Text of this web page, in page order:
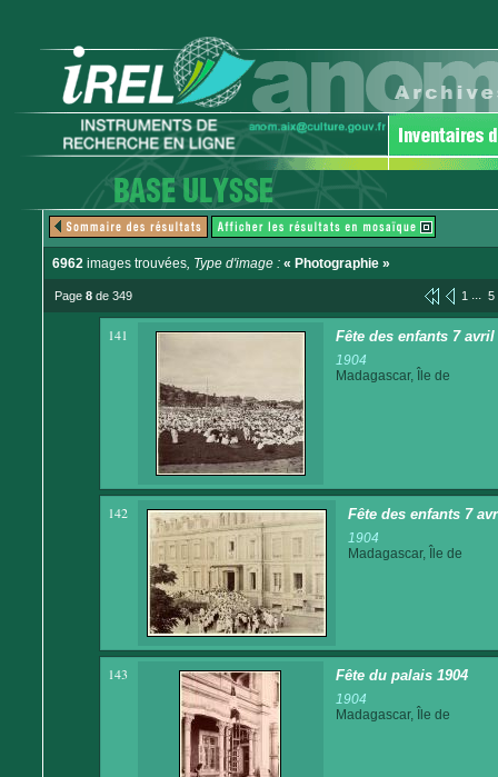
6962 images trouvées, Type d'image : « Photographie »
Page 8 de 349 1 ... 5
141 Fête des enfants 7
1904
Madagascar, Île de
142 Fête des enfants 7
1904
Madagascar, Île de
143 Fête du palais 1904
1904
Madagascar, Île de